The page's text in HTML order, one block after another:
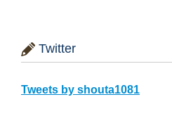
Twitter
Tweets by shouta1081